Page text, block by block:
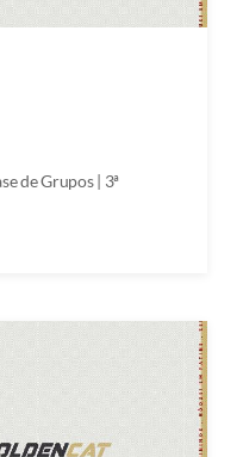
de Grupos | 3ª